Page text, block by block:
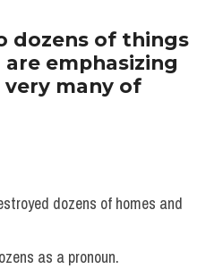
dozens of things
emphasizing
many of
dozens of homes and
as a pronoun.